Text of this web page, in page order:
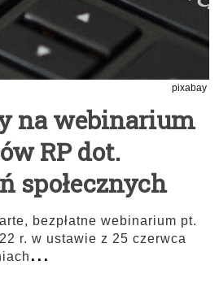
pixabay
na webinarium
RP dot.
społecznych
bezpłatne webinarium pt.
r. w ustawie z 25 czerwca
...